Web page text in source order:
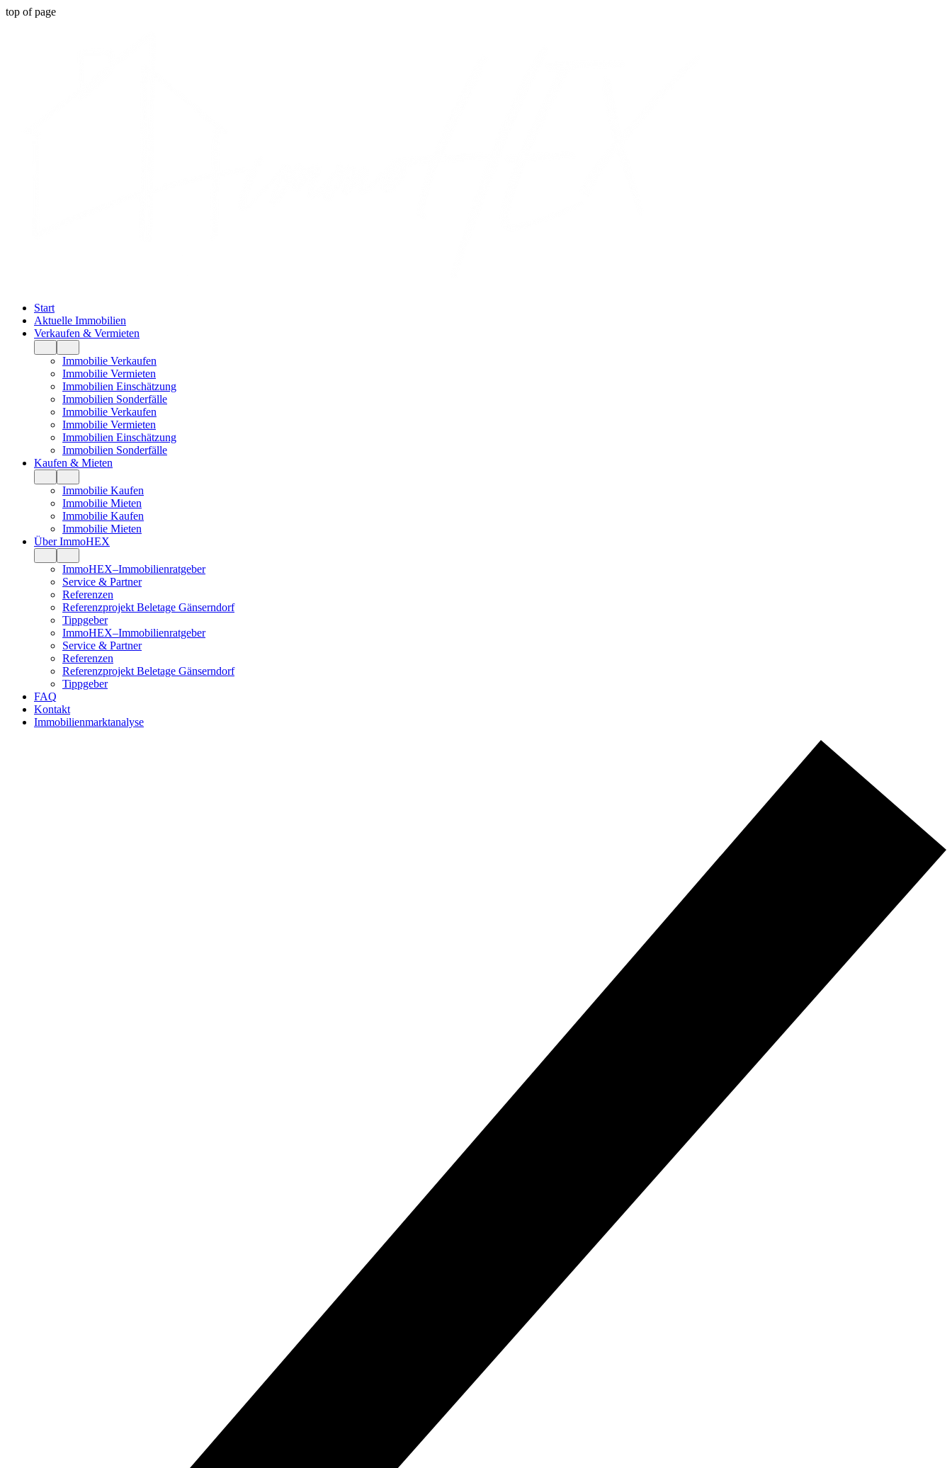
top of page
Start
Aktuelle Immobilien
Verkaufen & Vermieten
Immobilie Verkaufen
Immobilie Vermieten
Immobilien Einschätzung
Immobilien Sonderfälle
Immobilie Verkaufen
Immobilie Vermieten
Immobilien Einschätzung
Immobilien Sonderfälle
Kaufen & Mieten
Immobilie Kaufen
Immobilie Mieten
Immobilie Kaufen
Immobilie Mieten
Über ImmoHEX
ImmoHEX–Immobilienratgeber
Service & Partner
Referenzen
Referenzprojekt Beletage Gänserndorf
Tippgeber
ImmoHEX–Immobilienratgeber
Service & Partner
Referenzen
Referenzprojekt Beletage Gänserndorf
Tippgeber
FAQ
Kontakt
Immobilienmarktanalyse